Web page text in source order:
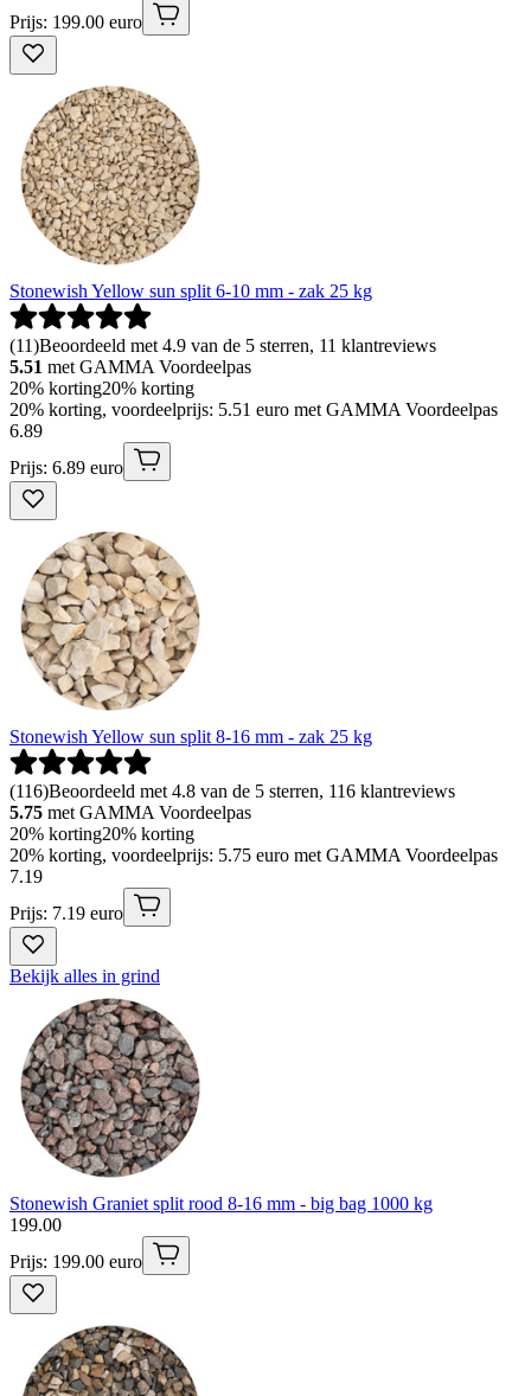
Prijs: 199.00 euro
Stonewish Yellow sun split 6-10 mm - zak 25 kg
(11)Beoordeeld met 4.9 van de 5 sterren, 11 klantreviews
5.51 met GAMMA Voordeelpas
20% korting20% korting
20% korting, voordeelprijs: 5.51 euro met GAMMA Voordeelpas
6.89
Prijs: 6.89 euro
Stonewish Yellow sun split 8-16 mm - zak 25 kg
(116)Beoordeeld met 4.8 van de 5 sterren, 116 klantreviews
5.75 met GAMMA Voordeelpas
20% korting20% korting
20% korting, voordeelprijs: 5.75 euro met GAMMA Voordeelpas
7.19
Prijs: 7.19 euro
Bekijk alles in grind
Stonewish Graniet split rood 8-16 mm - big bag 1000 kg
199.00
Prijs: 199.00 euro